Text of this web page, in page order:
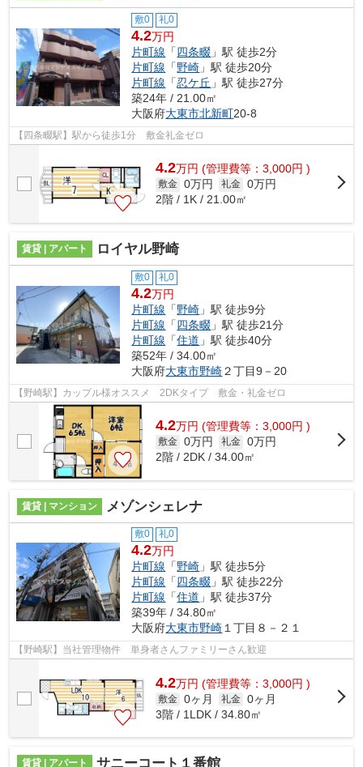
敷0 礼0
4.2万円
片町線 「四条畷 」駅 徒歩2分
片町線 「野崎 」駅 徒歩20分
片町線 「忍ケ丘 」駅 徒歩27分
築24年 / 21.00㎡
大阪府大東市北新町20-8
【四条畷駅】駅から徒歩1分 敷金礼金ゼロ
4.2万円 (管理費等：3,000円 )
敷金 0万円 礼金 0万円
2階 / 1K / 21.00㎡
賃貸 | アパート ロイヤル野崎
敷0 礼0
4.2万円
片町線 「野崎 」駅 徒歩9分
片町線 「四条畷 」駅 徒歩21分
片町線 「住道 」駅 徒歩40分
築52年 / 34.00㎡
大阪府大東市野崎２丁目9－20
【野崎駅】カップル様オススメ 2DKタイプ 敷金・礼金ゼロ
4.2万円 (管理費等：3,000円 )
敷金 0万円 礼金 0万円
2階 / 2DK / 34.00㎡
賃貸 | マンション メゾンシェレナ
敷0 礼0
4.2万円
片町線 「野崎 」駅 徒歩5分
片町線 「四条畷 」駅 徒歩22分
片町線 「住道 」駅 徒歩37分
築39年 / 34.80㎡
大阪府大東市野崎１丁目８－２１
【野崎駅】当社管理物件 単身者さんファミリーさん歓迎
4.2万円 (管理費等：3,000円 )
敷金 0ヶ月 礼金 0ヶ月
3階 / 1LDK / 34.80㎡
賃貸 | アパート サニーコート１番館